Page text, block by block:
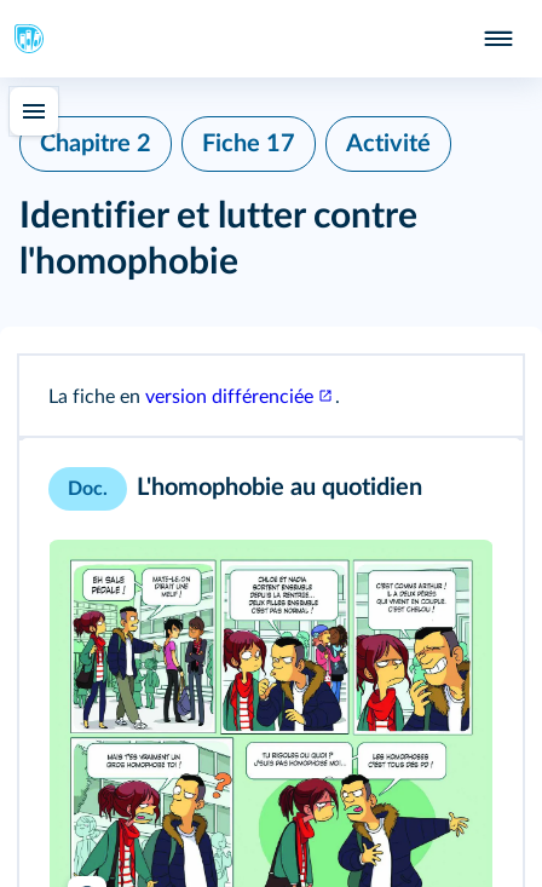
Chapitre 2 Fiche 17 Activité
Identifier et lutter contre
l'homophobie
La fiche en version différenciée .
Doc. L'homophobie au quotidien